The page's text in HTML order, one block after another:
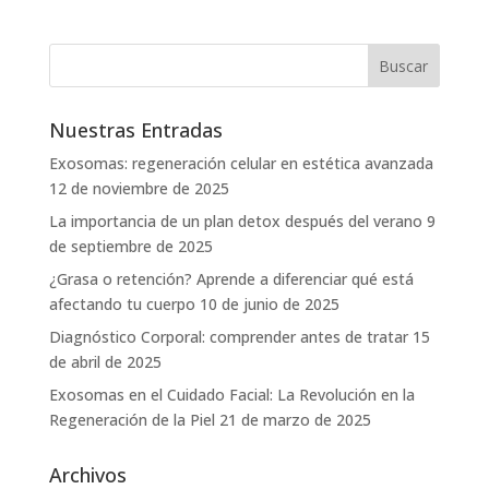
Nuestras Entradas
Exosomas: regeneración celular en estética avanzada
12 de noviembre de 2025
La importancia de un plan detox después del verano 9
de septiembre de 2025
¿Grasa o retención? Aprende a diferenciar qué está
afectando tu cuerpo 10 de junio de 2025
Diagnóstico Corporal: comprender antes de tratar 15
de abril de 2025
Exosomas en el Cuidado Facial: La Revolución en la
Regeneración de la Piel 21 de marzo de 2025
Archivos